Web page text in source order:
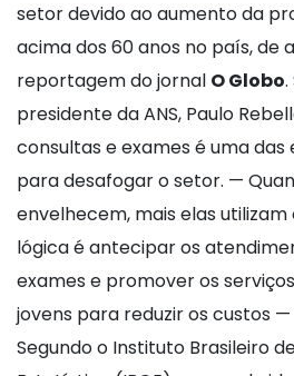
setor devido ao aumento da
acima dos 60 anos no país, de
reportagem do jornal O Globo
presidente da ANS, Paulo
consultas e exames é uma
para desafogar o setor. —
envelhecem, mais elas utilizam
lógica é antecipar os
exames e promover os
jovens para reduzir os custos
Segundo o Instituto Brasileiro